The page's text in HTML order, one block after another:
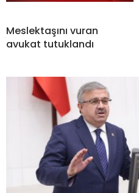
Meslektaşını vuran
avukat tutuklandı